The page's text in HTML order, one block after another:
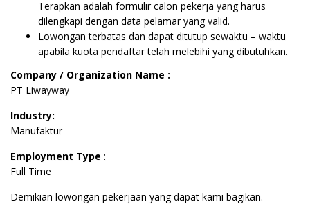
Terapkan adalah formulir calon pekerja yang harus
dilengkapi dengan data pelamar yang valid.
Lowongan terbatas dan dapat ditutup sewaktu – waktu
apabila kuota pendaftar telah melebihi yang dibutuhkan.
Company / Organization Name :
PT Liwayway
Industry:
Manufaktur
Employment Type :
Full Time
Demikian lowongan pekerjaan yang dapat kami bagikan.